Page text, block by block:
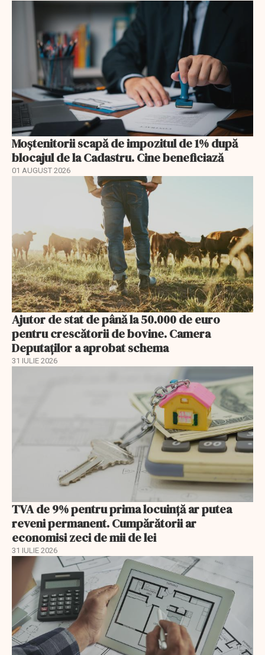
Moștenitorii scapă de impozitul de 1% după
blocajul de la Cadastru. Cine beneficiază
01 AUGUST 2026
Ajutor de stat de până la 50.000 de euro
pentru crescătorii de bovine. Camera
Deputaților a aprobat schema
31 IULIE 2026
TVA de 9% pentru prima locuință ar putea
reveni permanent. Cumpărătorii ar
economisi zeci de mii de lei
31 IULIE 2026